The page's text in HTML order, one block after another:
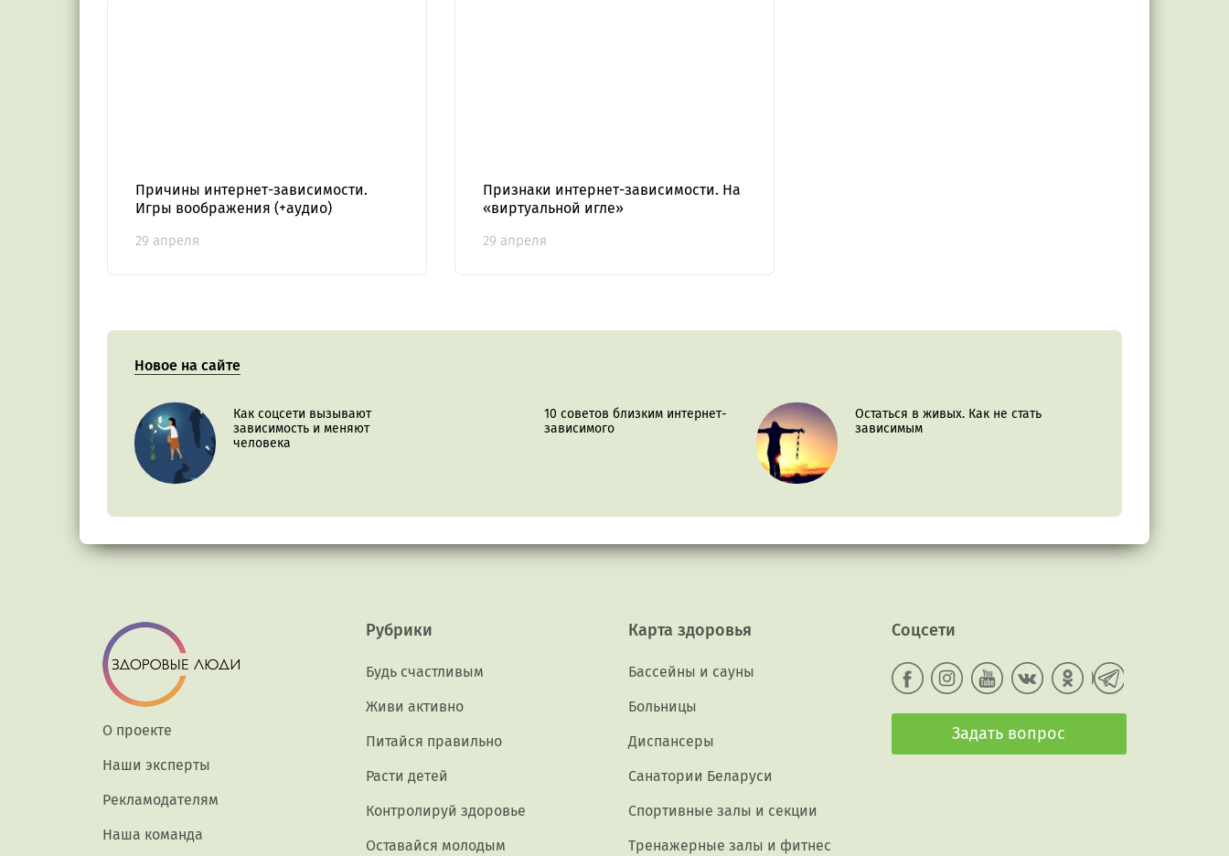
Причины интернет-зависимости.
Игры воображения (+аудио)
29 апреля
Признаки интернет-зависимости. На
«виртуальной игле»
29 апреля
Новое на сайте
Как соцсети вызывают
зависимость и меняют
человека
10 советов близким интернет-
зависимого
Остаться в живых. Как не стать
зависимым
О проекте
Наши эксперты
Рекламодателям
Наша команда
Рубрики
Будь счастливым
Живи активно
Питайся правильно
Расти детей
Контролируй здоровье
Оставайся молодым
Карта здоровья
Бассейны и сауны
Больницы
Диспансеры
Санатории Беларуси
Спортивные залы и секции
Тренажерные залы и фитнес
Соцсети
Задать вопрос